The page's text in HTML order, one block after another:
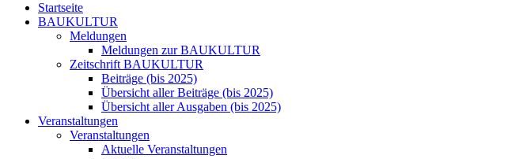
Startseite
BAUKULTUR
Meldungen
Meldungen zur BAUKULTUR
Zeitschrift BAUKULTUR
Beiträge (bis 2025)
Übersicht aller Beiträge (bis 2025)
Übersicht aller Ausgaben (bis 2025)
Veranstaltungen
Veranstaltungen
Aktuelle Veranstaltungen